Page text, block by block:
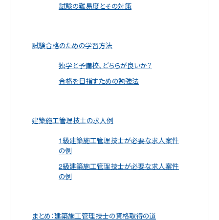
試験の難易度とその対策
試験合格のための学習方法
独学と予備校、どちらが良いか？
合格を目指すための勉強法
建築施工管理技士の求人例
1級建築施工管理技士が必要な求人案件
の例
2級建築施工管理技士が必要な求人案件
の例
まとめ：建築施工管理技士の資格取得の道